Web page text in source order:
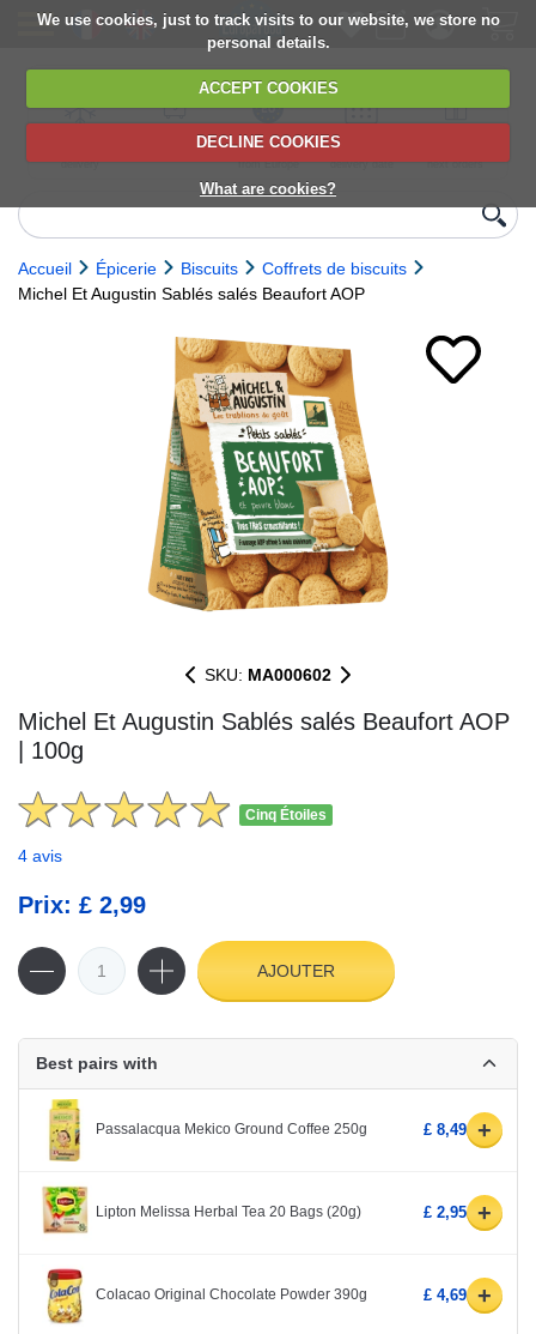
We use cookies, just to track visits to our website, we store no
personal details.
ACCEPT COOKIES
DECLINE COOKIES
What are cookies?
delivery
6,000+ products
Direct import
from Europe
Choose your
delivery date
next orders
Accueil Épicerie Biscuits
Coffrets de biscuits
Michel Et Augustin Sablés salés Beaufort AOP
SKU: MA000602
Michel Et Augustin Sablés salés Beaufort AOP
| 100g
Cinq Étoiles
4 avis
Prix: £ 2,99
AJOUTER
Best pairs with
Passalacqua Mekico Ground Coffee 250g £ 8,49 +
Lipton Melissa Herbal Tea 20 Bags (20g) £ 2,95 +
Colacao Original Chocolate Powder 390g £ 4,69 +